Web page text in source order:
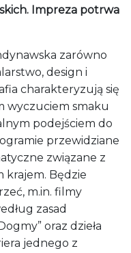
Impreza potrwa
zarówno
design i
charakteryzują się
wyczuciem smaku
podejściem do
przewidziane
związane z
krajem. Będzie
m.in. filmy
zasad
oraz dzieła
jednego z